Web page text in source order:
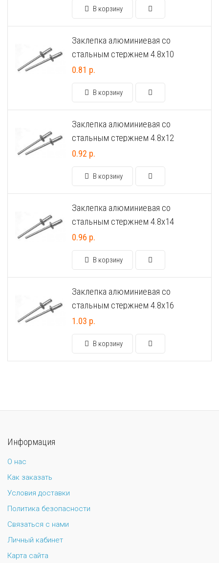
Универсальный дюбель потай и с бортом
Универсальный распорный дюбель с петельным крюком RUO
Универсальный распорный дюбель с потолочным крюком RUС
Универсальный распорный дюбель с простым крюком RUL
Шпатель фасадный нержавеющий, зубчатый 8х8мм
В корзину
Заклепка алюминиевая со
стальным стержнем 4.8х10
0.81 р.
В корзину
Заклепка алюминиевая со
стальным стержнем 4.8х12
0.92 р.
В корзину
Заклепка алюминиевая со
стальным стержнем 4.8х14
0.96 р.
В корзину
Заклепка алюминиевая со
стальным стержнем 4.8х16
1.03 р.
В корзину
Информация
О нас
Как заказать
Условия доставки
Политика безопасности
Связаться с нами
Личный кабинет
Карта сайта